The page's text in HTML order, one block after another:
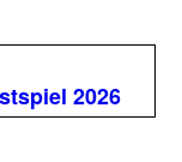
2026